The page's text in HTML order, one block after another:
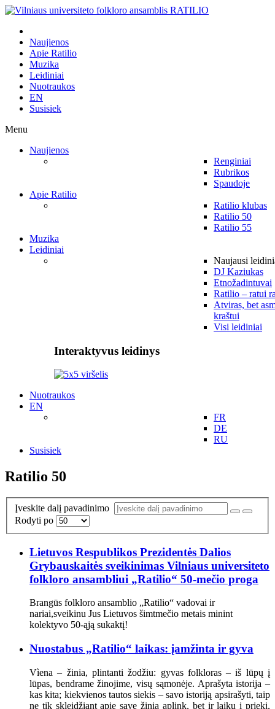
Naujienos
Apie Ratilio
Muzika
Leidiniai
Nuotraukos
EN
Susisiek
Menu
Naujienos
Renginiai
Rubrikos
Spaudoje
Apie Ratilio
Ratilio klubas
Ratilio 50
Ratilio 55
Muzika
Leidiniai
Naujausi
DJ Kaziukas
Etnožadintuvai
Ratilio – ratui
Atviras, bet
kraštui
Visi leidiniai
Interaktyvus leidinys
Nuotraukos
EN
FR
DE
RU
Susisiek
Ratilio 50
Įveskite dalį pavadinimo
Rodyti po
Lietuvos Respublikos Prezidentės Dalios
Grybauskaitės sveikinimas Vilniaus universiteto
folkloro ansambliui „Ratilio“ 50-mečio proga
Brangūs folkloro ansamblio „Ratilio“ vadovai ir
nariai,sveikinu Jus Lietuvos šimtmečio metais minint
kolektyvo 50-ąją sukaktį!
Nuostabus „Ratilio“ laikas: įamžinta ir gyva
Vìena – žinia, plintanti žodžiu: gyvas folkloras – iš lūpų į
lūpas, bendrame žinojime, visų sąmonėje. Aprašyta istorija –
kas kita; kiekvienos tautos siekis – savo istoriją apsirašyti, taip
ne tik skleidžiant apie save žinią aplink, bet ir laiku į priekį,